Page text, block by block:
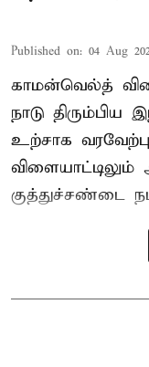
Published on: 04 Aug
காமன்வெல்த்
நாடு
உற்சாக
குத்துச்சண்டை